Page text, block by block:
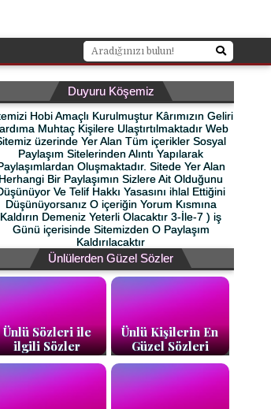
Duyuru Köşemiz
Hobi Amaçlı Kurulmuştur Kârımızın Geliri
Muhtaç Kişilere Ulaştırtılmaktadır Web
üzerinde Yer Alan Tüm içerikler Sosyal
Paylaşım Sitelerinden Alıntı Yapılarak
Oluşmaktadır. Sitede Yer Alan
Herhangi Bir Paylaşımın Sizlere Ait Olduğunu
Ve Telif Hakkı Yasasını ihlal Ettiğini
Düşünüyorsanız O içeriğin Yorum Kısmına
Kaldırın Demeniz Yeterli Olacaktır 3-İle-7 ) iş
Günü içerisinde Sitemizden O Paylaşım
Kaldırılacaktır
Ünlülerden Güzel Sözler
Ünlü Sözleri ile
ilgili Sözler
Ünlü Kişilerin En
Güzel Sözleri